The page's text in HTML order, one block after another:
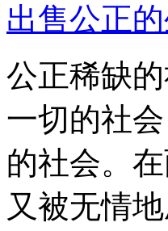
出售公正的
公正稀缺
一切的社
的社会。
又被无情